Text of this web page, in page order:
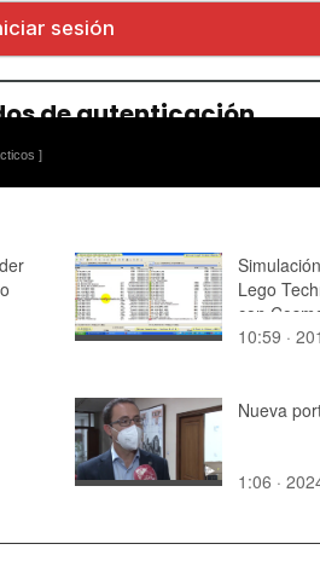
]
Lego
con
4 de 8
10:59 ·
Nueva
1:06 ·